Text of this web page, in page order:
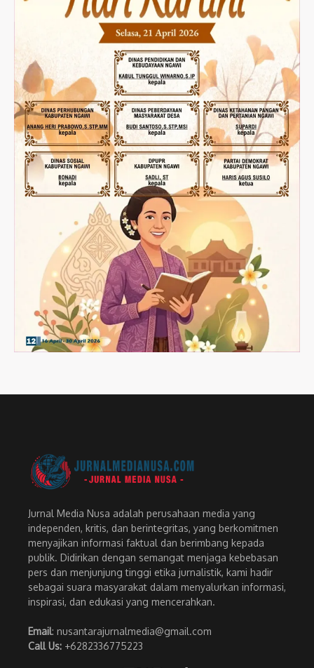
Jurnal Media Nusa adalah perusahaan media yang
independen, kritis, dan berintegritas, yang berkomitmen
menyajikan informasi faktual dan berimbang kepada
publik. Didirikan dengan semangat menjaga kebebasan
pers dan menjunjung tinggi etika jurnalistik, kami hadir
sebagai suara masyarakat dalam menyalurkan informasi,
inspirasi, dan edukasi yang mencerahkan.
Email: nusantarajurnalmedia@gmail.com
Call Us: +6282336775223